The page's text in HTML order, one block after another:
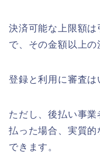
決済可能な上限額
で、その金額以上の
登録と利用に審査は
ただし、後払い事
払った場合、実質
できます。